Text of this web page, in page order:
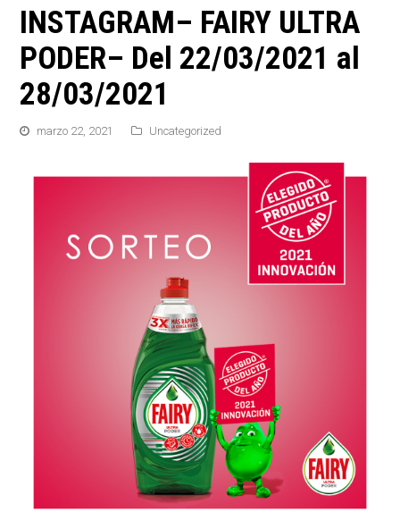
INSTAGRAM– FAIRY ULTRA
PODER– Del 22/03/2021 al
28/03/2021
marzo 22, 2021 Uncategorized